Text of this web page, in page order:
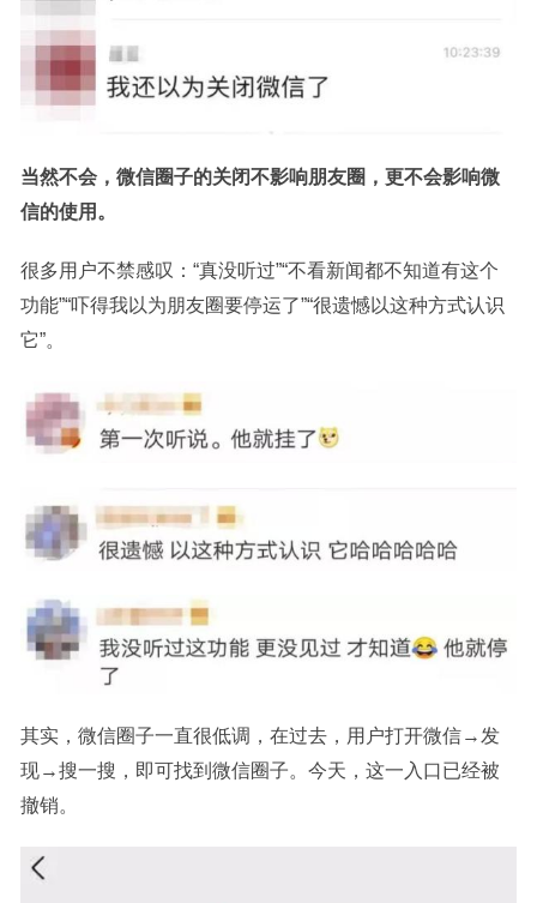
当然不会，微信圈子的关闭不影响朋友圈，更不会影响微
信的使用。
很多用户不禁感叹：“真没听过”“不看新闻都不知道有这个
功能”“吓得我以为朋友圈要停运了”“很遗憾以这种方式认识
它”。
其实，微信圈子一直很低调，在过去，用户打开微信→发
现→搜一搜，即可找到微信圈子。今天，这一入口已经被
撤销。